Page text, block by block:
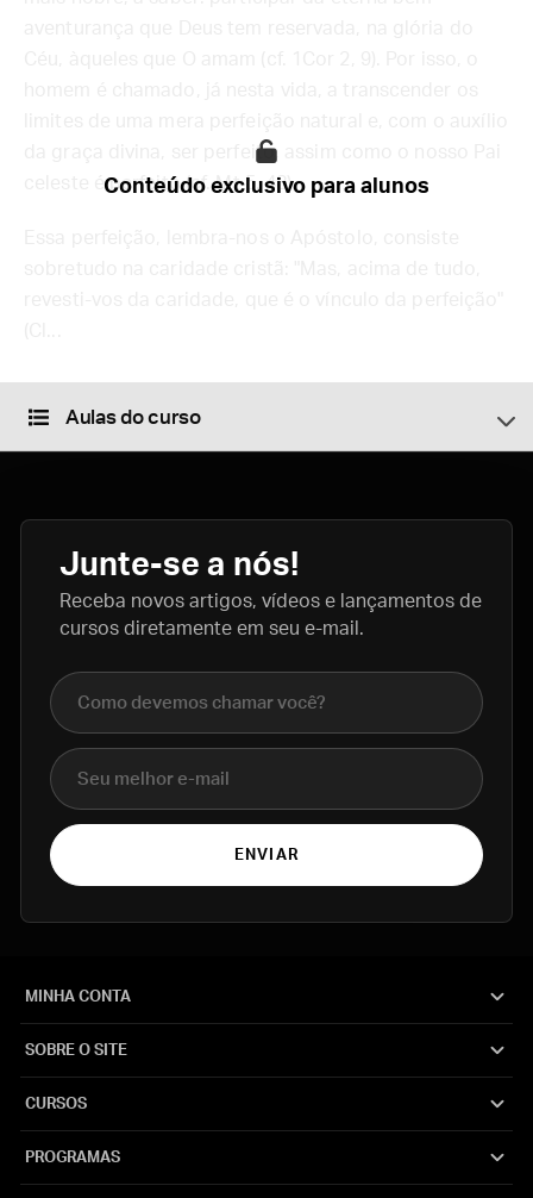
da graça divina, ser perfeito, assim como o nosso Pai
celeste é perfeito (cf. Mt 5, 48).
Conteúdo exclusivo para alunos
Aulas do curso
Junte-se a nós!
Receba novos artigos, vídeos e lançamentos de
cursos diretamente em seu e-mail.
Nome completo
E-mail
ENVIAR
MINHA CONTA
SOBRE O SITE
CURSOS
PROGRAMAS